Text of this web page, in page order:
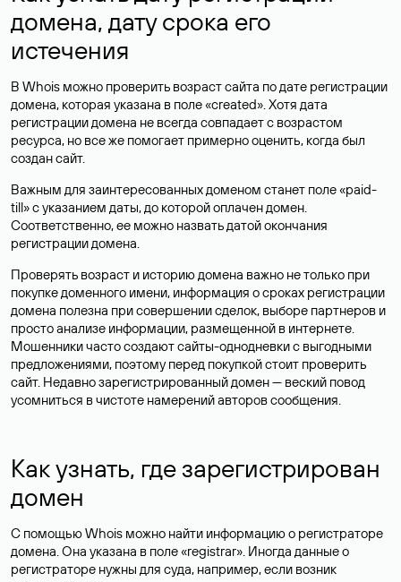
домена, дату срока его
истечения
В Whois можно проверить возраст сайта по дате регистрации
домена, которая указана в поле «created». Хотя дата
регистрации домена не всегда совпадает с возрастом
ресурса, но все же помогает примерно оценить, когда был
создан сайт.
Важным для заинтересованных доменом станет поле «paid-
till» с указанием даты, до которой оплачен домен.
Соответственно, ее можно назвать датой окончания
регистрации домена.
Проверять возраст и историю домена важно не только при
покупке доменного имени, информация о сроках регистрации
домена полезна при совершении сделок, выборе партнеров и
просто анализе информации, размещенной в интернете.
Мошенники часто создают сайты-однодневки с выгодными
предложениями, поэтому перед покупкой стоит проверить
сайт. Недавно зарегистрированный домен — веский повод
усомниться в чистоте намерений авторов сообщения.
Как узнать, где зарегистрирован
домен
С помощью Whois можно найти информацию о регистраторе
домена. Она указана в поле «registrar». Иногда данные о
регистраторе нужны для суда, например, если возник